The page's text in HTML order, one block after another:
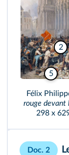
2
5
Félix
rouge
298 x
Doc. 2